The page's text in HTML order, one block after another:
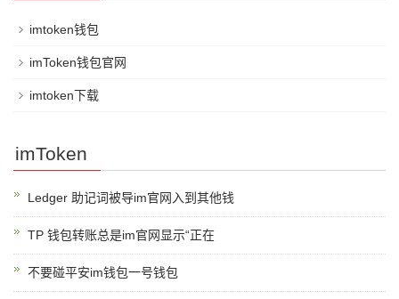
imtoken钱包
imToken钱包官网
imtoken下载
imToken
Ledger 助记词被导im官网入到其他钱
TP 钱包转账总是im官网显示“正在
不要碰平安im钱包一号钱包